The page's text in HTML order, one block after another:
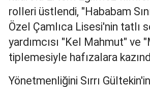
rolleri üstlendi, "Hababam
Özel Çamlıca Lisesi'nin tatlı
yardımcısı "Kel Mahmut" ve
tiplemesiyle hafızalara
Yönetmenliğini Sırrı